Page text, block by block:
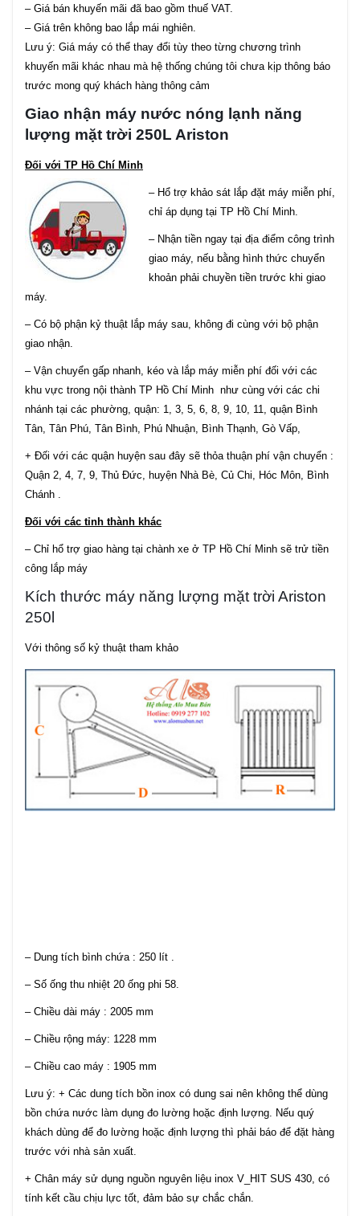
– Giá bán khuyến mãi đã bao gồm thuế VAT.
– Giá trên không bao lắp mái nghiên.
Lưu ý: Giá máy có thể thay đổi tùy theo từng chương trình
khuyến mãi khác nhau mà hệ thống chúng tôi chưa kịp thông báo
trước mong quý khách hàng thông cảm
Giao nhận máy nước nóng lạnh năng
lượng mặt trời 250L Ariston
Đối với TP Hồ Chí Minh
– Hổ trợ khảo sát lắp đặt máy miễn phí,
chỉ áp dụng tại TP Hồ Chí Minh.
– Nhận tiền ngay tại địa điểm công trình
giao máy, nếu bằng hình thức chuyển
khoản phải chuyền tiền trước khi giao
máy.
– Có bộ phận kỷ thuật lắp máy sau, không đi cùng với bộ phận
giao nhận.
– Vận chuyển gấp nhanh, kéo và lắp máy miễn phí đối với các
khu vực trong nội thành TP Hồ Chí Minh như cùng với các chi
nhánh tại các phường, quận: 1, 3, 5, 6, 8, 9, 10, 11, quận Bình
Tân, Tân Phú, Tân Bình, Phú Nhuận, Bình Thạnh, Gò Vấp,
+ Đối với các quận huyện sau đây sẽ thỏa thuận phí vận chuyển :
Quận 2, 4, 7, 9, Thủ Đức, huyện Nhà Bè, Củ Chi, Hóc Môn, Bình
Chánh .
Đối với các tỉnh thành khác
– Chỉ hổ trợ giao hàng tại chành xe ở TP Hồ Chí Minh sẽ trử tiền
công lắp máy
Kích thước máy năng lượng mặt trời Ariston
250l
Với thông số kỷ thuật tham khảo
– Dung tích bình chứa : 250 lít .
– Số ống thu nhiệt 20 ống phi 58.
– Chiều dài máy : 2005 mm
– Chiều rộng máy: 1228 mm
– Chiều cao máy : 1905 mm
Lưu ý: + Các dung tích bồn inox có dung sai nên không thể dùng
bồn chứa nước làm dụng đo lường hoặc định lượng. Nếu quý
khách dùng để đo lường hoặc định lượng thì phải báo để đặt hàng
trước với nhà sản xuất.
+ Chân máy sử dụng nguồn nguyên liệu inox V_HIT SUS 430, có
tính kết cầu chịu lực tốt, đảm bảo sự chắc chắn.